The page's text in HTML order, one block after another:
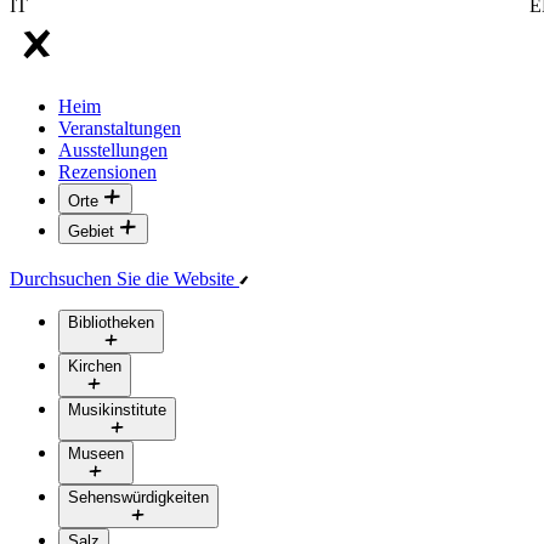
IT
Heim
Veranstaltungen
Ausstellungen
Rezensionen
Orte
Gebiet
Durchsuchen Sie die Website
Bibliotheken
Kirchen
Musikinstitute
Museen
Sehenswürdigkeiten